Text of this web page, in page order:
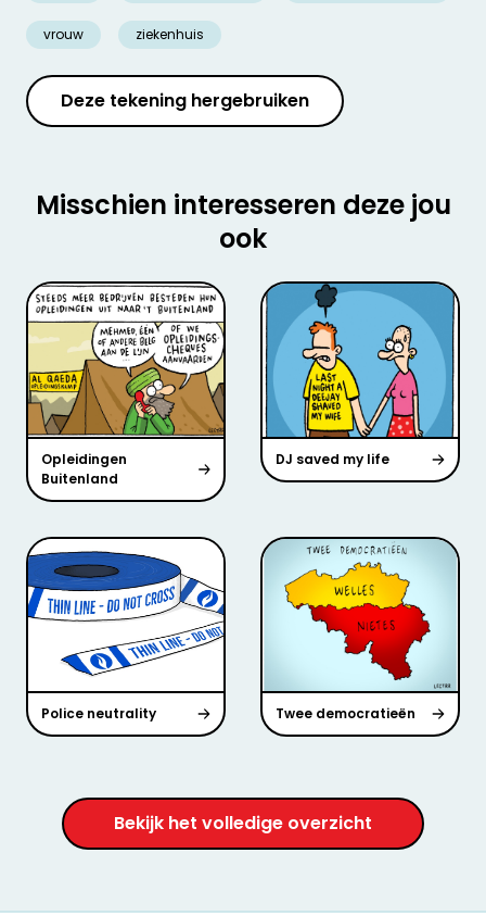
vrouw ziekenhuis
Deze tekening hergebruiken
Misschien interesseren deze jou
ook
Opleidingen
Buitenland
DJ saved my life
Police neutrality Twee democratieën
Bekijk het volledige overzicht